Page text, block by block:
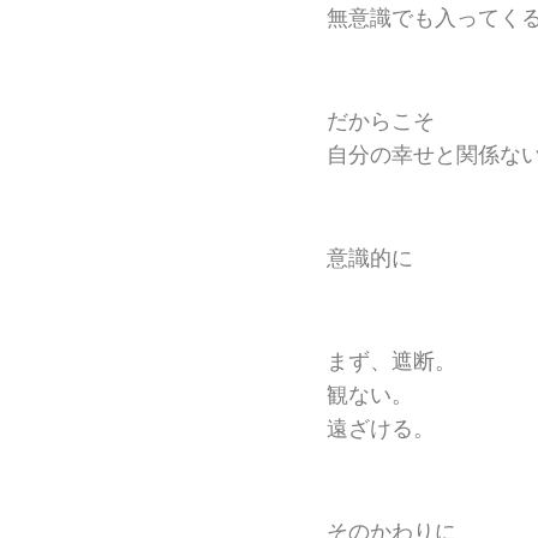
無意識でも入ってくる
だからこそ
自分の幸せと関係な
意識的に
まず、遮断。
観ない。
遠ざける。
そのかわりに